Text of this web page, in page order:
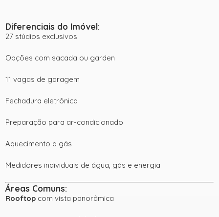
Diferenciais do Imóvel:
27 stúdios exclusivos
Opções com sacada ou garden
11 vagas de garagem
Fechadura eletrônica
Preparação para ar-condicionado
Aquecimento a gás
Medidores individuais de água, gás e energia
Áreas Comuns:
Rooftop com vista panorâmica